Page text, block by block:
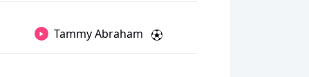
Tammy Abraham